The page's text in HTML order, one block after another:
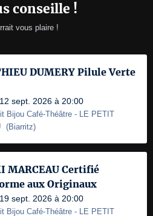
conseille !
vous plaire !
DUMERY Pilule Verte
sept. 2026 à 20:00
Bijou Café-Théâtre - LE PETIT
(Biarritz)
MARCEAU Certifié
aux Originaux
sept. 2026 à 20:00
Bijou Café-Théâtre - LE PETIT